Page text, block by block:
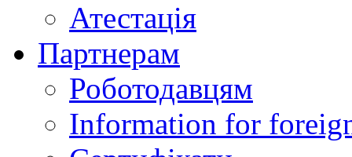
Атестація
Партнерам
Роботодавцям
Information for